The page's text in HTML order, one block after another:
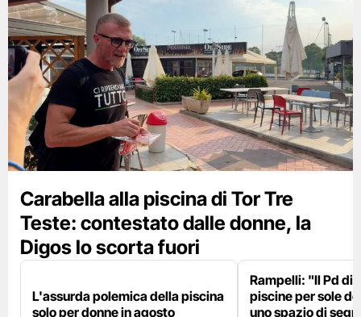
Carabella alla piscina di Tor Tre
Teste: contestato dalle donne, la
Digos lo scorta fuori
L'assurda polemica della piscina
solo per donne in agosto
Rampelli: "Il Pd
piscine per sole
uno spazio di